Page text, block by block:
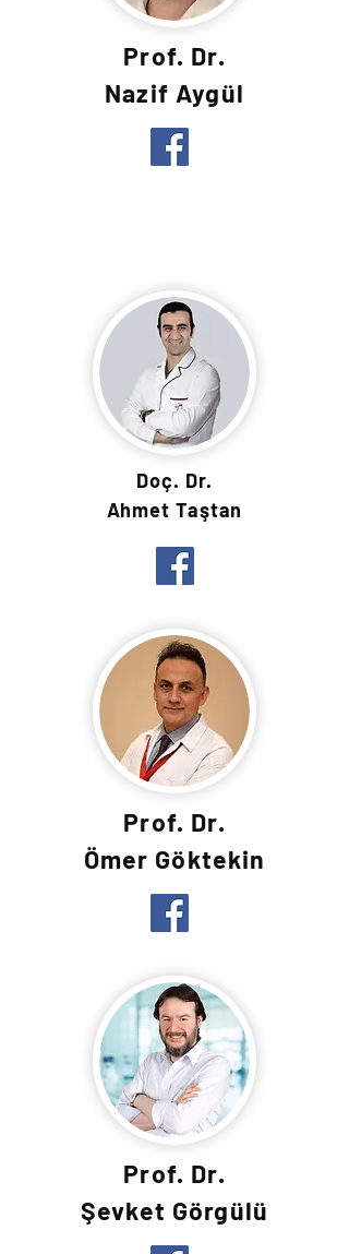
Prof. Dr.
Nazif Aygül
Doç. Dr.
Ahmet Taştan
Prof. Dr.
Ömer Göktekin
Prof. Dr.
Şevket Görgülü